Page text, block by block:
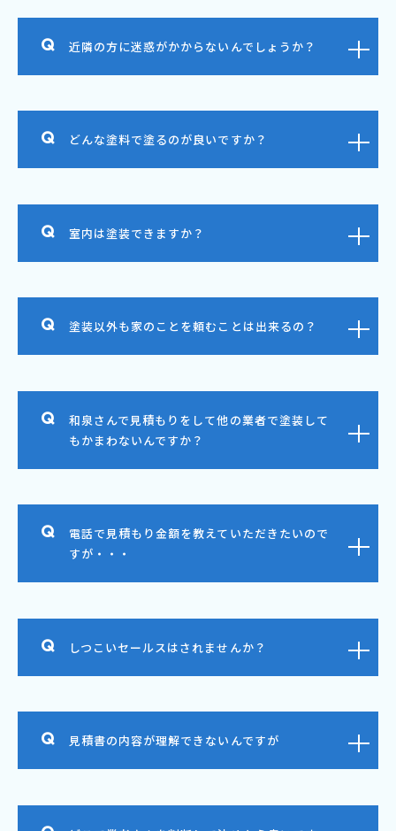
近隣の方に迷惑がかからないんでしょうか？
どんな塗料で塗るのが良いですか？
室内は塗装できますか？
塗装以外も家のことを頼むことは出来るの？
和泉さんで見積もりをして他の業者で塗装して
もかまわないんですか？
電話で見積もり金額を教えていただきたいので
すが・・・
しつこいセールスはされませんか？
見積書の内容が理解できないんですが